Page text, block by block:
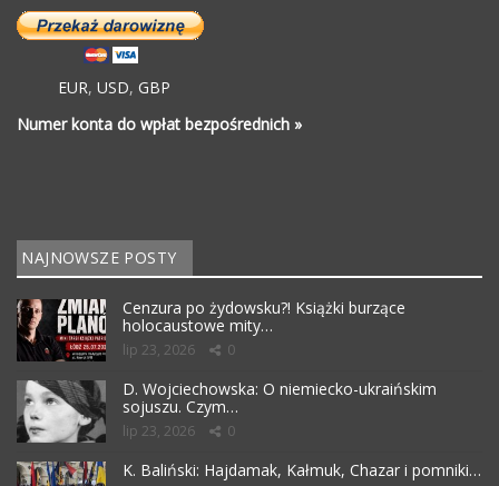
EUR, USD, GBP
Numer konta do wpłat bezpośrednich »
NAJNOWSZE POSTY
Cenzura po żydowsku?! Książki burzące
holocaustowe mity…
lip 23, 2026 0
D. Wojciechowska: O niemiecko-ukraińskim
sojuszu. Czym…
lip 23, 2026 0
K. Baliński: Hajdamak, Kałmuk, Chazar i pomniki…